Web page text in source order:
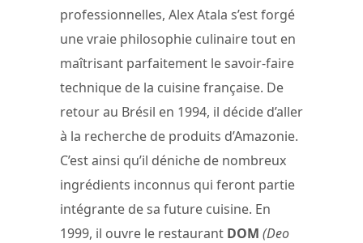
professionnelles, Alex Atala s’est forgé
une vraie philosophie culinaire tout en
maîtrisant parfaitement le savoir-faire
technique de la cuisine française. De
retour au Brésil en 1994, il décide d’aller
à la recherche de produits d’Amazonie.
C’est ainsi qu’il déniche de nombreux
ingrédients inconnus qui feront partie
intégrante de sa future cuisine. En
1999, il ouvre le restaurant DOM (Deo